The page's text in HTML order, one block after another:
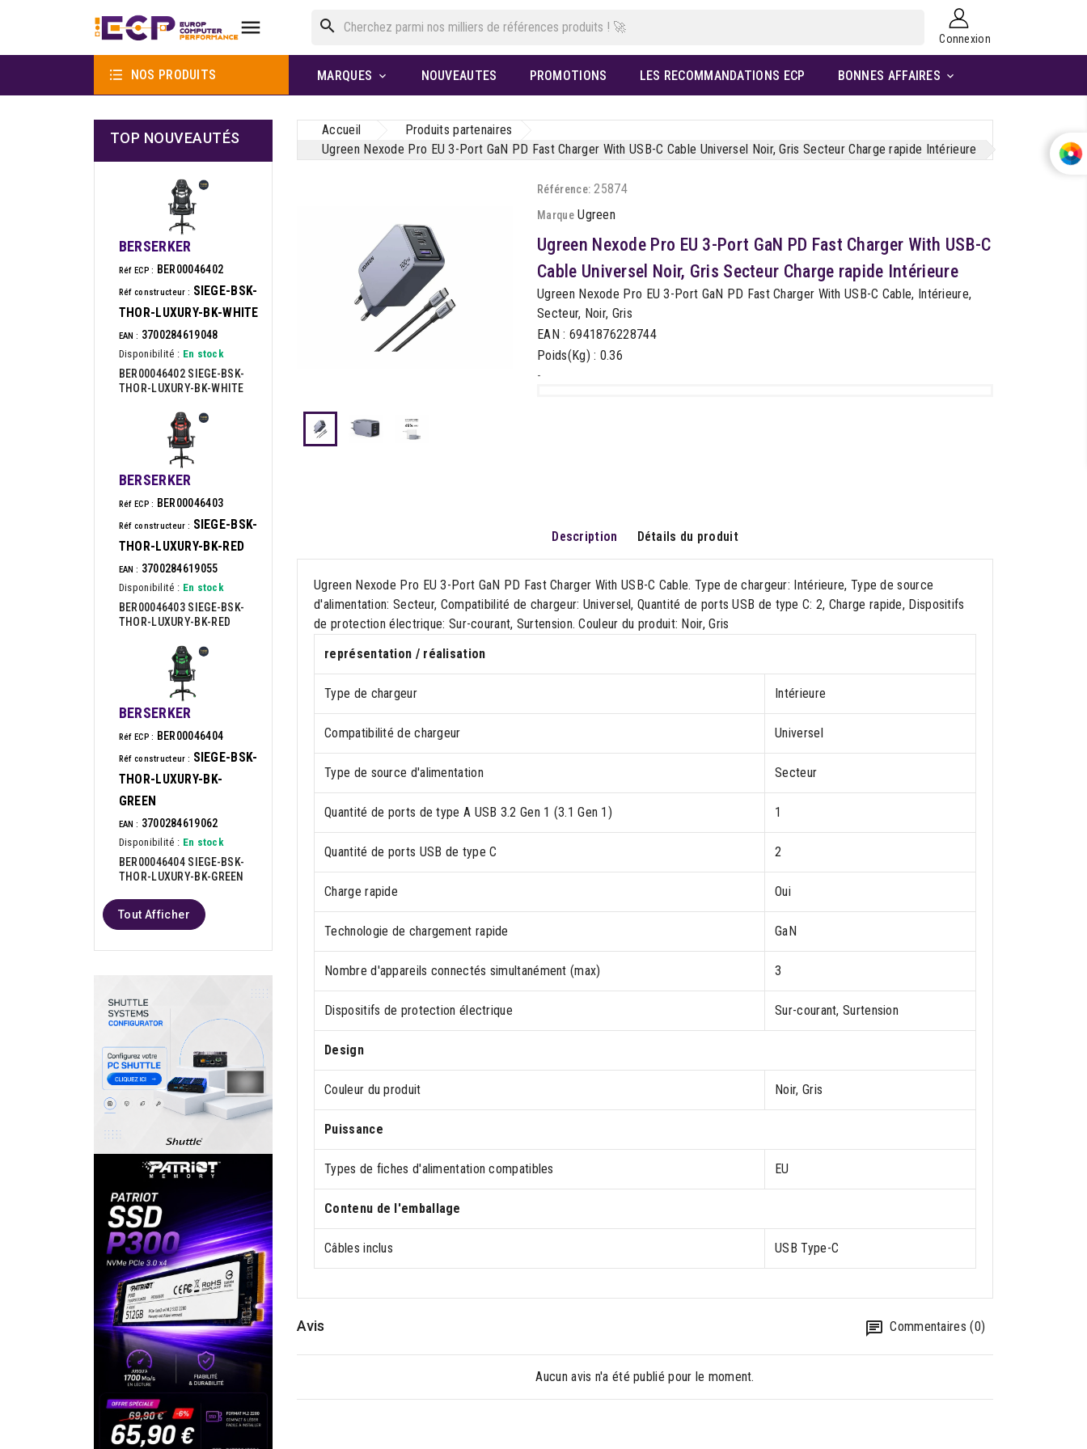
 search
Connexion
 NOS PRODUITS MARQUES  NOUVEAUTES PROMOTIONS LES RECOMMANDATIONS ECP BONNES AFFAIRES 
TOP NOUVEAUTÉS
BERSERKER
Réf ECP : BER00046402
Réf constructeur : SIEGE-BSK-
THOR-LUXURY-BK-WHITE
EAN : 3700284619048
Disponibilité : En stock
BER00046402 SIEGE-BSK-
THOR-LUXURY-BK-WHITE
BERSERKER
Réf ECP : BER00046403
Réf constructeur : SIEGE-BSK-
THOR-LUXURY-BK-RED
EAN : 3700284619055
Disponibilité : En stock
BER00046403 SIEGE-BSK-
THOR-LUXURY-BK-RED
BERSERKER
Réf ECP : BER00046404
Réf constructeur : SIEGE-BSK-
THOR-LUXURY-BK-
GREEN
EAN : 3700284619062
Disponibilité : En stock
BER00046404 SIEGE-BSK-
THOR-LUXURY-BK-GREEN
Tout Afficher
Accueil
Produits partenaires
Ugreen Nexode Pro EU 3-Port GaN PD Fast Charger With USB-C Cable Universel Noir, Gris Secteur Charge rapide Intérieure
Référence: 25874
Marque Ugreen
Ugreen Nexode Pro EU 3-Port GaN PD Fast Charger With USB-C
Cable Universel Noir, Gris Secteur Charge rapide Intérieure
Ugreen Nexode Pro EU 3-Port GaN PD Fast Charger With USB-C Cable, Intérieure,
Secteur, Noir, Gris
EAN : 6941876228744
Poids(Kg) : 0.36
-
Description Détails du produit
Ugreen Nexode Pro EU 3-Port GaN PD Fast Charger With USB-C Cable. Type de chargeur: Intérieure, Type de source
d'alimentation: Secteur, Compatibilité de chargeur: Universel, Quantité de ports USB de type C: 2, Charge rapide, Dispositifs
de protection électrique: Sur-courant, Surtension. Couleur du produit: Noir, Gris
représentation / réalisation
Type de chargeur Intérieure
Compatibilité de chargeur Universel
Type de source d'alimentation Secteur
Quantité de ports de type A USB 3.2 Gen 1 (3.1 Gen 1) 1
Quantité de ports USB de type C 2
Charge rapide Oui
Technologie de chargement rapide GaN
Nombre d'appareils connectés simultanément (max) 3
Dispositifs de protection électrique Sur-courant, Surtension
Design
Couleur du produit Noir, Gris
Puissance
Types de fiches d'alimentation compatibles EU
Contenu de l'emballage
Câbles inclus USB Type-C
Avis Commentaires (0)
Aucun avis n'a été publié pour le moment.